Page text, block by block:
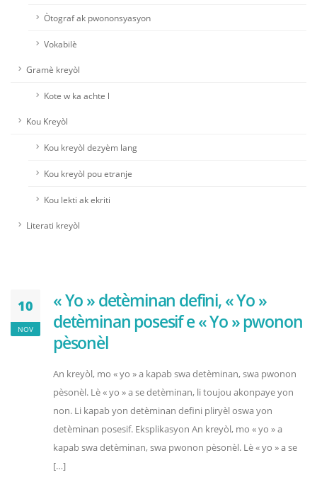
Òtograf ak pwononsyasyon
Vokabilè
Gramè kreyòl
Kote w ka achte l
Kou Kreyòl
Kou kreyòl dezyèm lang
Kou kreyòl pou etranje
Kou lekti ak ekriti
Literati kreyòl
10
NOV
« Yo » detèminan defini, « Yo »
detèminan posesif e « Yo » pwonon
pèsonèl
An kreyòl, mo « yo » a kapab swa detèminan, swa pwonon
pèsonèl. Lè « yo » a se detèminan, li toujou akonpaye yon
non. Li kapab yon detèminan defini pliryèl oswa yon
detèminan posesif. Eksplikasyon An kreyòl, mo « yo » a
kapab swa detèminan, swa pwonon pèsonèl. Lè « yo » a se
[…]